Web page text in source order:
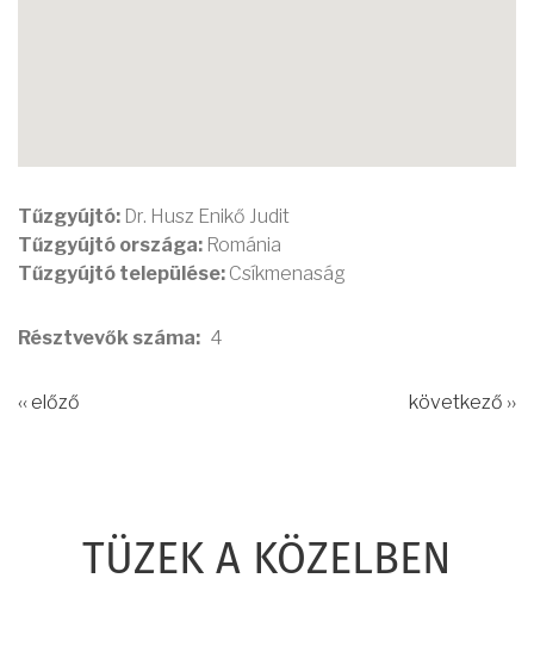
Tűzgyújtó: Dr. Husz Enikő Judit
Tűzgyújtó országa: Románia
Tűzgyújtó települése: Csíkmenaság
Résztvevők száma 4
‹‹ előző következő ››
TÜZEK A KÖZELBEN